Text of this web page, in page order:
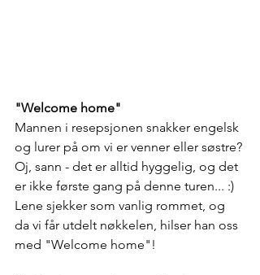
"Welcome home"
Mannen i resepsjonen snakker engelsk
og lurer på om vi er venner eller søstre?
Oj, sann - det er alltid hyggelig, og det
er ikke første gang på denne turen... :)
Lene sjekker som vanlig rommet, og
da vi får utdelt nøkkelen, hilser han oss
med "Welcome home"!